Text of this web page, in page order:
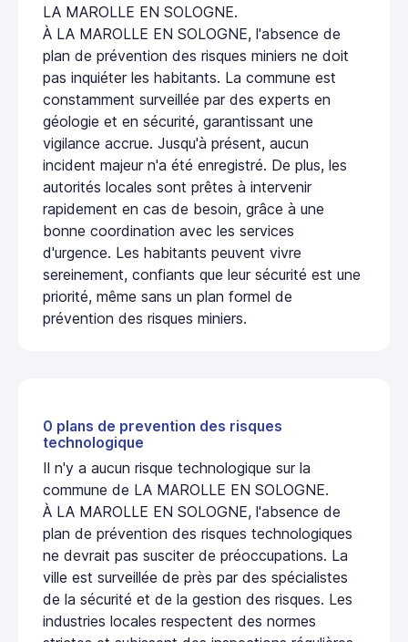
LA MAROLLE EN SOLOGNE.
À LA MAROLLE EN SOLOGNE, l'absence de
plan de prévention des risques miniers ne doit
pas inquiéter les habitants. La commune est
constamment surveillée par des experts en
géologie et en sécurité, garantissant une
vigilance accrue. Jusqu'à présent, aucun
incident majeur n'a été enregistré. De plus, les
autorités locales sont prêtes à intervenir
rapidement en cas de besoin, grâce à une
bonne coordination avec les services
d'urgence. Les habitants peuvent vivre
sereinement, confiants que leur sécurité est une
priorité, même sans un plan formel de
prévention des risques miniers.
0 plans de prevention des risques
technologique
Il n'y a aucun risque technologique sur la
commune de LA MAROLLE EN SOLOGNE.
À LA MAROLLE EN SOLOGNE, l'absence de
plan de prévention des risques technologiques
ne devrait pas susciter de préoccupations. La
ville est surveillée de près par des spécialistes
de la sécurité et de la gestion des risques. Les
industries locales respectent des normes